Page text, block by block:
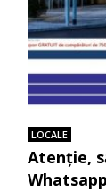
LOCALE
Atenție,